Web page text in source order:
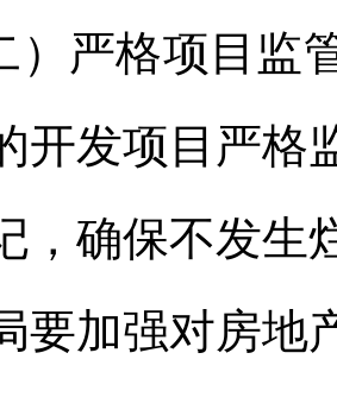
）严格项目
开发项目严格
，确保不发生
要加强对房地